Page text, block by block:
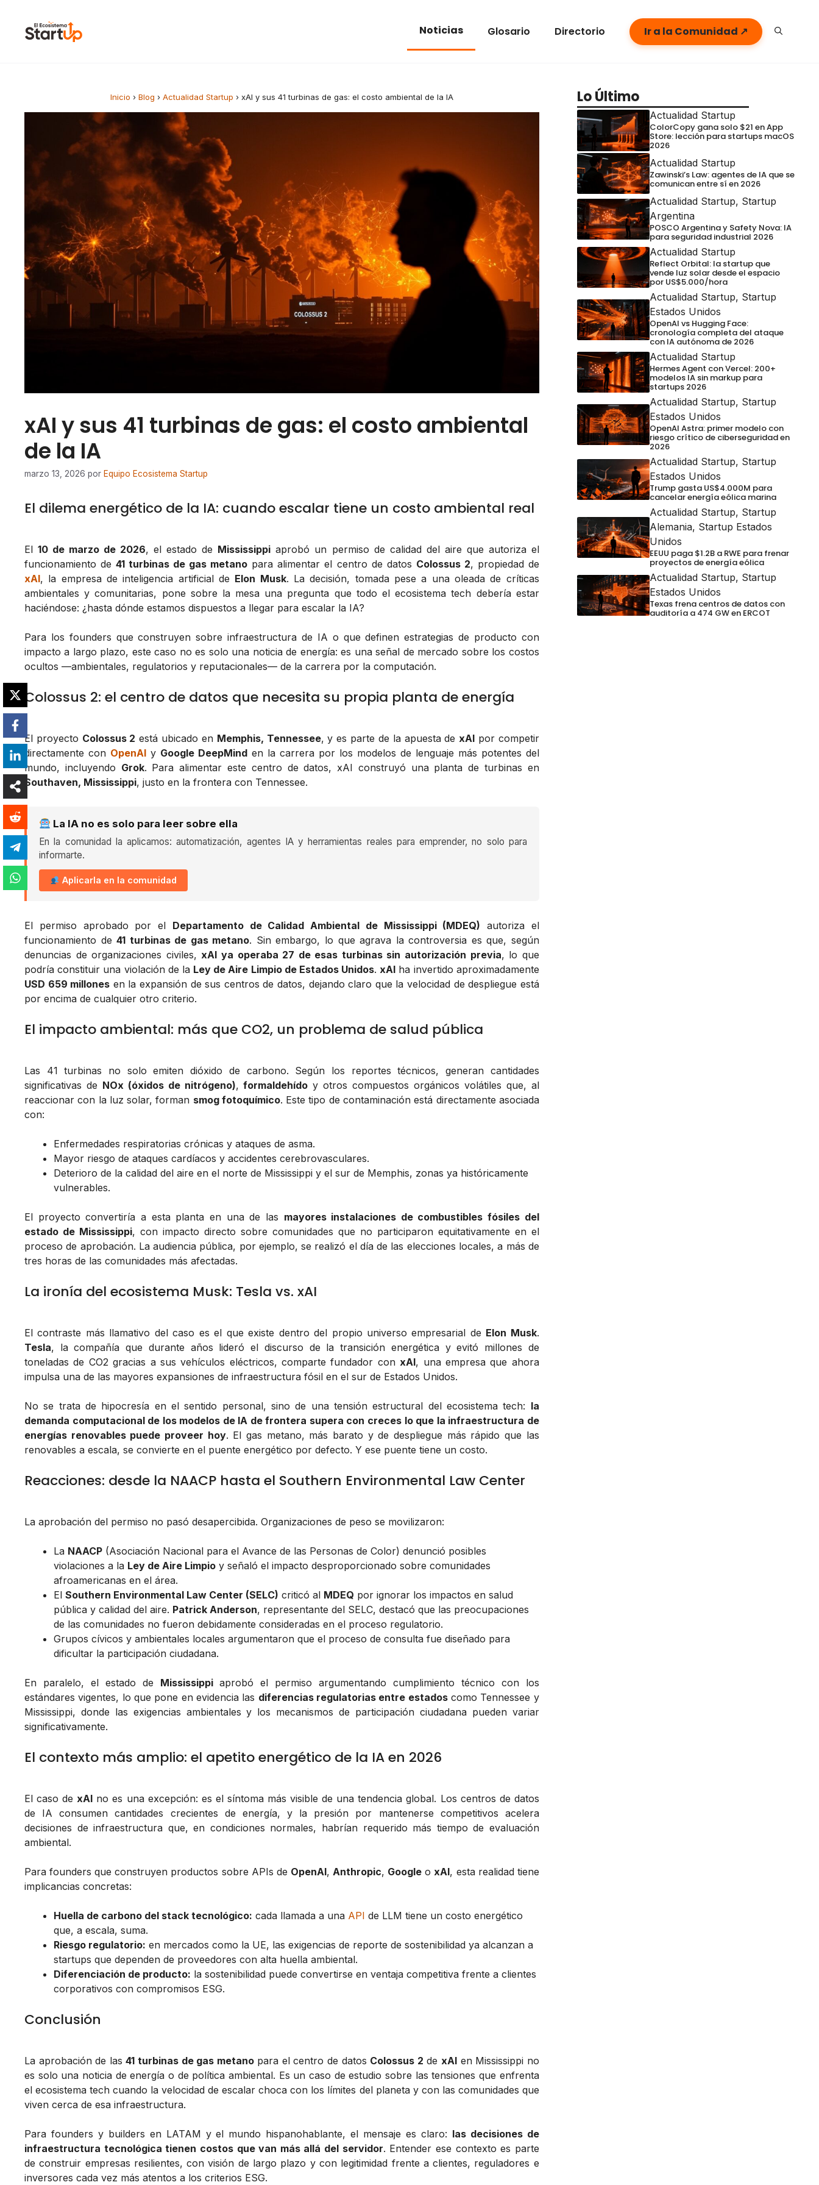
Noticias Glosario Directorio Ir a la Comunidad ↗
Inicio › Blog › Actualidad Startup › xAI y sus 41 turbinas de gas: el costo ambiental de la IA
xAI y sus 41 turbinas de gas: el costo ambiental
de la IA
marzo 13, 2026 por Equipo Ecosistema Startup
El dilema energético de la IA: cuando escalar tiene un costo ambiental real
El10 de marzo de 2026, el estado de Mississippi aprobó un permiso de calidad del aire que autoriza el
funcionamiento de41 turbinas de gas metano para alimentar el centro de datos Colossus 2, propiedad de
xAI, la empresa de inteligencia artificial de Elon Musk. La decisión, tomada pese a una oleada de críticas
ambientales y comunitarias, pone sobre la mesa una pregunta que todo el ecosistema tech debería estar
haciéndose: ¿hasta dónde estamos dispuestos a llegar para escalar la IA?
Para los founders que construyen sobre infraestructura de IA o que definen estrategias de producto con
impacto a largo plazo, este caso no es solo una noticia de energía: es una señal de mercado sobre los costos
ocultos —ambientales, regulatorios y reputacionales— de la carrera por la computación.
Colossus 2: el centro de datos que necesita su propia planta de energía
El proyecto Colossus 2 está ubicado en Memphis, Tennessee, y es parte de la apuesta dexAI por competir
directamente con OpenAIy Google DeepMinden la carrera por los modelos de lenguaje más potentes del
mundo, incluyendo Grok. Para alimentar este centro de datos, xAI construyó una planta de turbinas en
Southaven, Mississippi, justo en la frontera con Tennessee.
La IA no es solo para leer sobre ella
En la comunidad la aplicamos: automatización, agentes IA y herramientas reales para emprender, no solo para
informarte.
Aplicarla en la comunidad
El permiso aprobado por el Departamento de Calidad Ambiental de Mississippi (MDEQ) autoriza el
funcionamiento de41 turbinas de gas metano. Sin embargo, lo que agrava la controversia es que, según
denuncias de organizaciones civiles,xAI ya operaba 27 de esas turbinas sin autorización previa, lo que
podría constituir una violación de la Ley de Aire Limpio de Estados Unidos.xAI ha invertido aproximadamente
USD 659 millones en la expansión de sus centros de datos, dejando claro que la velocidad de despliegue está
por encima de cualquier otro criterio.
El impacto ambiental: más que CO2, un problema de salud pública
Las 41 turbinas no solo emiten dióxido de carbono. Según los reportes técnicos, generan cantidades
significativas de NOx (óxidos de nitrógeno),formaldehído y otros compuestos orgánicos volátiles que, al
reaccionar con la luz solar, forman smog fotoquímico. Este tipo de contaminación está directamente asociada
con:
Enfermedades respiratorias crónicas y ataques de asma.
Mayor riesgo de ataques cardíacos y accidentes cerebrovasculares.
Deterioro de la calidad del aire en el norte de Mississippi y el sur de Memphis, zonas ya históricamente
vulnerables.
El proyecto convertiría a esta planta en una de las mayores instalaciones de combustibles fósiles del
estado de Mississippi, con impacto directo sobre comunidades que no participaron equitativamente en el
proceso de aprobación. La audiencia pública, por ejemplo, se realizó el día de las elecciones locales, a más de
tres horas de las comunidades más afectadas.
La ironía del ecosistema Musk: Tesla vs. xAI
El contraste más llamativo del caso es el que existe dentro del propio universo empresarial de Elon Musk.
Tesla, la compañía que durante años lideró el discurso de la transición energética y evitó millones de
toneladas de CO2 gracias a sus vehículos eléctricos, comparte fundador conxAI, una empresa que ahora
impulsa una de las mayores expansiones de infraestructura fósil en el sur de Estados Unidos.
No se trata de hipocresía en el sentido personal, sino de una tensión estructural del ecosistema tech: la
demanda computacional de los modelos de IA de frontera supera con creces lo que la infraestructura de
energías renovables puede proveer hoy. El gas metano, más barato y de despliegue más rápido que las
renovables a escala, se convierte en el puente energético por defecto. Y ese puente tiene un costo.
Reacciones: desde la NAACP hasta el Southern Environmental Law Center
La aprobación del permiso no pasó desapercibida. Organizaciones de peso se movilizaron:
La NAACP (Asociación Nacional para el Avance de las Personas de Color) denunció posibles
violaciones a la Ley de Aire Limpio y señaló el impacto desproporcionado sobre comunidades
afroamericanas en el área.
El Southern Environmental Law Center (SELC) criticó al MDEQ por ignorar los impactos en salud
pública y calidad del aire. Patrick Anderson, representante del SELC, destacó que las preocupaciones
de las comunidades no fueron debidamente consideradas en el proceso regulatorio.
Grupos cívicos y ambientales locales argumentaron que el proceso de consulta fue diseñado para
dificultar la participación ciudadana.
En paralelo, el estado de Mississippiaprobó el permiso argumentando cumplimiento técnico con los
estándares vigentes, lo que pone en evidencia las diferencias regulatorias entre estadoscomo Tennessee y
Mississippi, donde las exigencias ambientales y los mecanismos de participación ciudadana pueden variar
significativamente.
El contexto más amplio: el apetito energético de la IA en 2026
El caso dexAI no es una excepción: es el síntoma más visible de una tendencia global. Los centros de datos
de IA consumen cantidades crecientes de energía, y la presión por mantenerse competitivos acelera
decisiones de infraestructura que, en condiciones normales, habrían requerido más tiempo de evaluación
ambiental.
Para founders que construyen productos sobre APIs de OpenAI,Anthropic, Google oxAI, esta realidad tiene
implicancias concretas:
Huella de carbono del stack tecnológico: cada llamada a una API de LLM tiene un costo energético
que, a escala, suma.
Riesgo regulatorio: en mercados como la UE, las exigencias de reporte de sostenibilidad ya alcanzan a
startups que dependen de proveedores con alta huella ambiental.
Diferenciación de producto: la sostenibilidad puede convertirse en ventaja competitiva frente a clientes
corporativos con compromisos ESG.
Conclusión
La aprobación de las41 turbinas de gas metanopara el centro de datos Colossus 2 dexAI en Mississippi no
es solo una noticia de energía o de política ambiental. Es un caso de estudio sobre las tensiones que enfrenta
el ecosistema tech cuando la velocidad de escalar choca con los límites del planeta y con las comunidades que
viven cerca de esa infraestructura.
Para founders y builders en LATAM y el mundo hispanohablante, el mensaje es claro: las decisiones de
infraestructura tecnológica tienen costos que van más allá del servidor. Entender ese contexto es parte
de construir empresas resilientes, con visión de largo plazo y con legitimidad frente a clientes, reguladores e
inversores cada vez más atentos a los criterios ESG.
Lo Último
Actualidad Startup
ColorCopy gana solo $21 en App
Store: lección para startups macOS
2026
Actualidad Startup
Zawinski’s Law: agentes de IA que se
comunican entre sí en 2026
Actualidad Startup, Startup
Argentina
POSCO Argentina y Safety Nova: IA
para seguridad industrial 2026
Actualidad Startup
Reflect Orbital: la startup que
vende luz solar desde el espacio
por US$5.000/hora
Actualidad Startup, Startup
Estados Unidos
OpenAI vs Hugging Face:
cronología completa del ataque
con IA autónoma de 2026
Actualidad Startup
Hermes Agent con Vercel: 200+
modelos IA sin markup para
startups 2026
Actualidad Startup, Startup
Estados Unidos
OpenAI Astra: primer modelo con
riesgo crítico de ciberseguridad en
2026
Actualidad Startup, Startup
Estados Unidos
Trump gasta US$4.000M para
cancelar energía eólica marina
Actualidad Startup, Startup
Alemania, Startup Estados
Unidos
EEUU paga $1.2B a RWE para frenar
proyectos de energía eólica
Actualidad Startup, Startup
Estados Unidos
Texas frena centros de datos con
auditoría a 474 GW en ERCOT